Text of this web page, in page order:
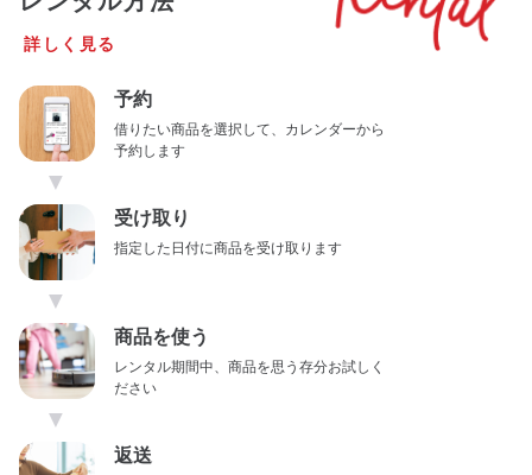
詳しく見る
予約
借りたい商品を選択して、カレンダーから
予約します
▼
受け取り
指定した日付に商品を受け取ります
▼
商品を使う
レンタル期間中、商品を思う存分お試しく
ださい
▼
返送